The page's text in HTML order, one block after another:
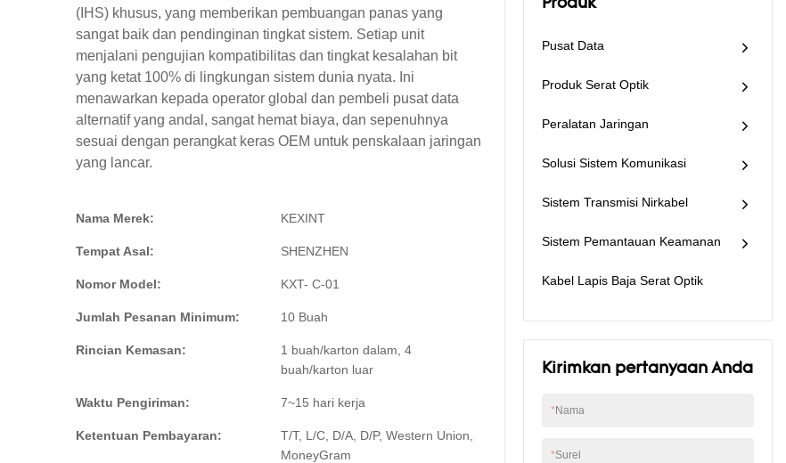
(IHS) khusus, yang memberikan pembuangan panas yang
sangat baik dan pendinginan tingkat sistem. Setiap unit
menjalani pengujian kompatibilitas dan tingkat kesalahan bit
yang ketat 100% di lingkungan sistem dunia nyata. Ini
menawarkan kepada operator global dan pembeli pusat data
alternatif yang andal, sangat hemat biaya, dan sepenuhnya
sesuai dengan perangkat keras OEM untuk penskalaan jaringan
yang lancar.
Nama Merek: KEXINT
Tempat Asal: SHENZHEN
Nomor Model: KXT- C-01
Jumlah Pesanan Minimum: 10 Buah
Rincian Kemasan:
1 buah/karton dalam, 4
buah/karton luar
Waktu Pengiriman: 7~15 hari kerja
Ketentuan Pembayaran:
T/T, L/C, D/A, D/P, Western Union,
MoneyGram
menonaktifkan modul
menunjukkan bahwa
Keluaran sinyal hilang
untuk menunjukkan
masukan penerima
dengan mitra. Sistem
informasi LOS (atau
melalui akses register
I2C.
perangkat serupa) ke
optik atau tembaga. Ini
populer yang
bersama dan didukung
Produk
Pusat Data
Produk Serat Optik
Peralatan Jaringan
Solusi Sistem Komunikasi
Sistem Transmisi Nirkabel
Sistem Pemantauan Keamanan
Kabel Lapis Baja Serat Optik
Kirimkan pertanyaan Anda
*Nama
*Surel